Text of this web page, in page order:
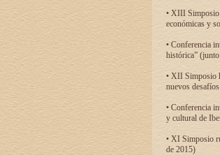
• XIII Simposio
económicas y
• Conferencia
histórica”
• XII Simposio
nuevos
• Conferencia
y cultural de
• XI Simposio
de 2015)